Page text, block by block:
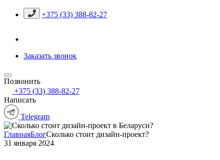
+375 (33) 388-82-27
Заказать звонок
Позвонить
+375 (33) 388-82-27
Написать
Telegram
ГлавнаяБлогСколько стоит дизайн-проект?
31 января 2024